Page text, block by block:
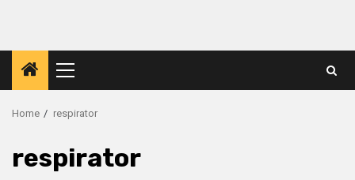
Primary
Menu
Home respirator
respirator